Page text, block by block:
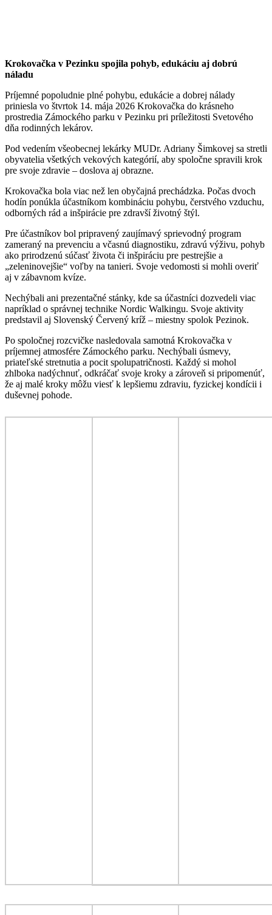
Krokovačka v Pezinku spojila pohyb, edukáciu aj dobrú
náladu
Príjemné popoludnie plné pohybu, edukácie a dobrej nálady
priniesla vo štvrtok 14. mája 2026 Krokovačka do krásneho
prostredia Zámockého parku v Pezinku pri príležitosti Svetového
dňa rodinných lekárov.
Pod vedením všeobecnej lekárky MUDr. Adriany Šimkovej sa stretli
obyvatelia všetkých vekových kategórií, aby spoločne spravili krok
pre svoje zdravie – doslova aj obrazne.
Krokovačka bola viac než len obyčajná prechádzka. Počas dvoch
hodín ponúkla účastníkom kombináciu pohybu, čerstvého vzduchu,
odborných rád a inšpirácie pre zdravší životný štýl.
Pre účastníkov bol pripravený zaujímavý sprievodný program
zameraný na prevenciu a včasnú diagnostiku, zdravú výživu, pohyb
ako prirodzenú súčasť života či inšpiráciu pre pestrejšie a
„zeleninovejšie“ voľby na tanieri. Svoje vedomosti si mohli overiť
aj v zábavnom kvíze.
Nechýbali ani prezentačné stánky, kde sa účastníci dozvedeli viac
napríklad o správnej technike Nordic Walkingu. Svoje aktivity
predstavil aj Slovenský Červený kríž – miestny spolok Pezinok.
Po spoločnej rozcvičke nasledovala samotná Krokovačka v
príjemnej atmosfére Zámockého parku. Nechýbali úsmevy,
priateľské stretnutia a pocit spolupatričnosti. Každý si mohol
zhlboka nadýchnuť, odkráčať svoje kroky a zároveň si pripomenúť,
že aj malé kroky môžu viesť k lepšiemu zdraviu, fyzickej kondícii i
duševnej pohode.